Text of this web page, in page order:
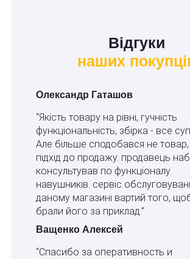
Відгуки
наших
Олександр Гаташов
“Якість товару на рівні, гучність
функціональність, збірка - все
Але більше сподобався не
підхід до продажу. продавець
консультував по функціоналу
навушників. сервіс
даному магазині вартий того,
брали його за приклад.”
Ващенко Алексей
“Спасибо за оперативность и